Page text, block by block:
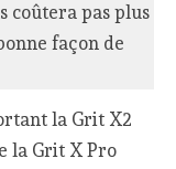
coûtera pas plus
façon de
la Grit X2
la Grit X Pro